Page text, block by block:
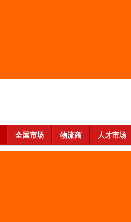
全国市场 物流商 人才市场